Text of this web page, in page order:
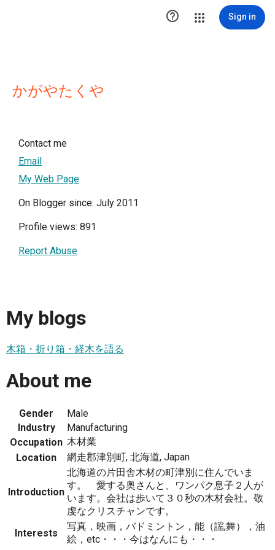
 Sign in
かがやたくや
Contact me
Email
My Web Page
On Blogger since: July 2011
Profile views: 891
Report Abuse
My blogs
木箱・折り箱・経木を語る
About me
Gender
Male
Industry
Manufacturing
Occupation 木材業
Location
網走郡津別町, 北海道, Japan
Introduction
北海道の片田舎木材の町津別に住んでいま
す。 愛する奥さんと、ワンパク息子２人が
います。会社は歩いて３０秒の木材会社。敬
虔なクリスチャンです。
Interests
写真，映画，バドミントン，能（謡,舞），油
絵，etc・・・今はなんにも・・・